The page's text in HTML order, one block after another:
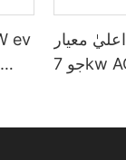
معيار
جو 7kw AC EV چارجر وال